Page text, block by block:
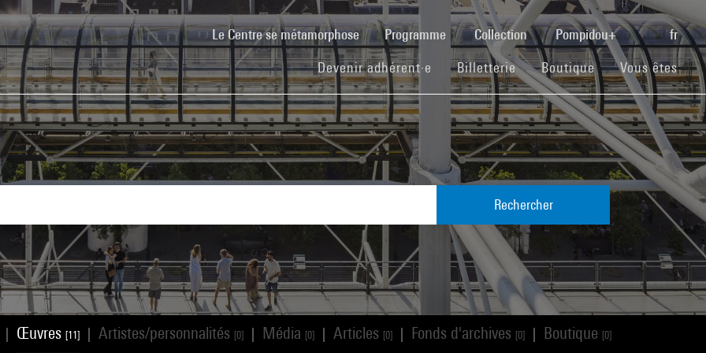
Le Centre se métamorphose(current)Programme Collection Pompidou+ fr
Devenir adhérent·e (current)
Billetterie(current)Boutique(current)Vous êtes
Rechercher
Œuvres [11] Artistes/personnalités [0] Média [0] Articles [0] Fonds d'archives [0] Boutique [0]